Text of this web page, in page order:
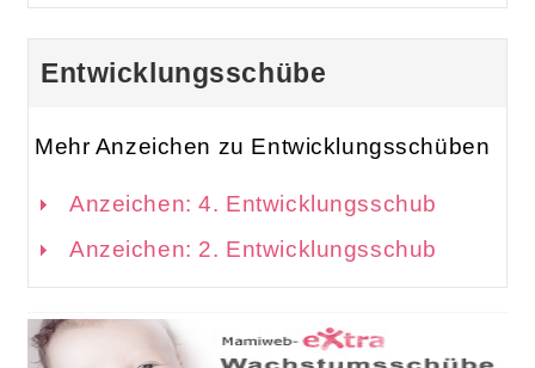
Entwicklungsschübe
Mehr Anzeichen zu Entwicklungsschüben
Anzeichen: 4. Entwicklungsschub
Anzeichen: 2. Entwicklungsschub